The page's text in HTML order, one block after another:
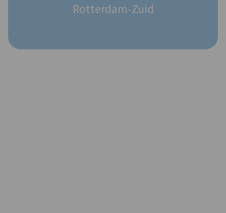
Rotterdam-Zuid